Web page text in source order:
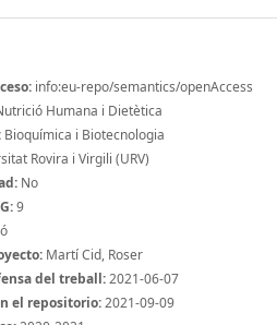
info:eu-repo/semantics/openAccess
Humana i Dietètica
Bioquímica i Biotecnologia
Rovira i Virgili (URV)
No
9
Martí Cid, Roser
del treball:2021-06-07
el repositorio:2021-09-09